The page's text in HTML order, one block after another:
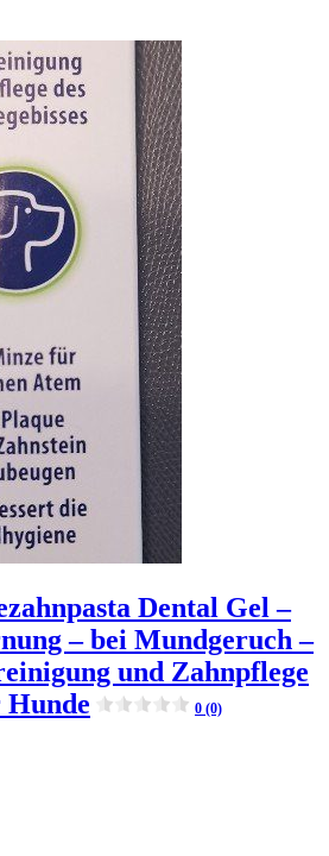
Dental Gel –
– bei Mundgeruch –
und Zahnpflege
Hunde
0 (0)